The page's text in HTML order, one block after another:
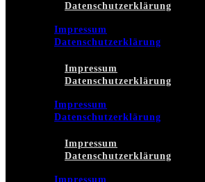
Datenschutzerklärung
Impressum
Datenschutzerklärung
Impressum
Datenschutzerklärung
Impressum
Datenschutzerklärung
Impressum
Datenschutzerklärung
Impressum